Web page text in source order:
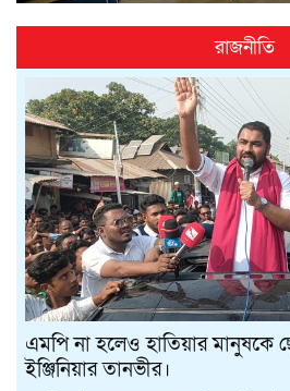
রাজনীতি
এমপি না হলেও হাতিয়ার মানুষকে
ইঞ্জিনিয়ার তানভীর।